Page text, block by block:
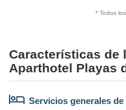
* Todos
Características de
Aparthotel Playas
Servicios generales